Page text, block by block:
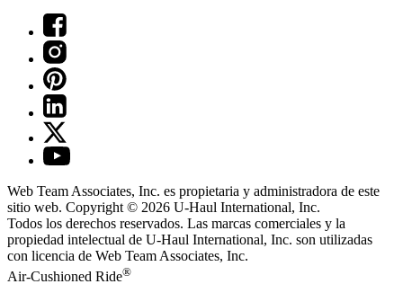
Web Team Associates, Inc. es propietaria y administradora de este
sitio web. Copyright © 2026 U-Haul International, Inc.
Todos los derechos reservados. Las marcas comerciales y la
propiedad intelectual de U-Haul International, Inc. son utilizadas
con licencia de Web Team Associates, Inc.
Air-Cushioned Ride®